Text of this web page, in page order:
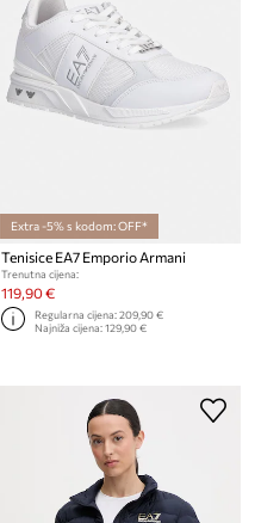
Extra -5% s kodom: OFF*
Tenisice EA7 Emporio Armani
Trenutna cijena:
119,90 €
Regularna cijena:209,90 €
Najniža cijena:129,90 €